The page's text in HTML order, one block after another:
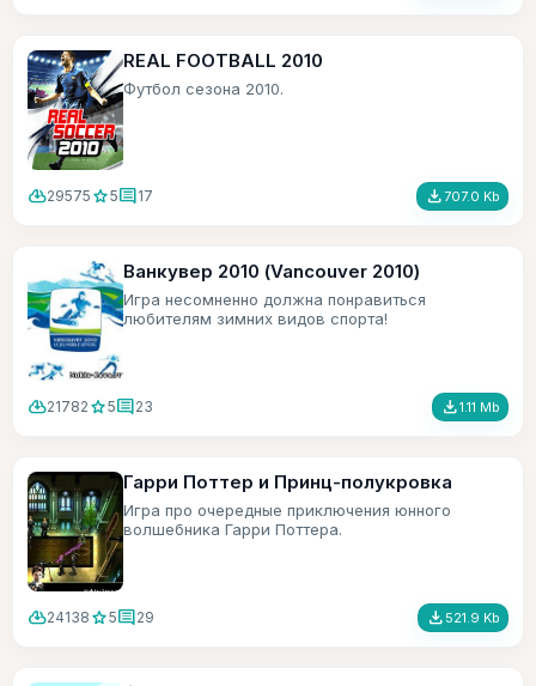
REAL FOOTBALL 2010
Футбол сезона 2010.
cloud_download29575 star5comment17 file_download707.0 Kb
Ванкувер 2010 (Vancouver 2010)
Игра несомненно должна понравиться
любителям зимних видов спорта!
cloud_download21782 star5comment23 file_download1.11 Mb
Гарри Поттер и Принц-полукровка
Игра про очередные приключения юнного
волшебника Гарри Поттера.
cloud_download24138 star5comment29 file_download 521.9 Kb